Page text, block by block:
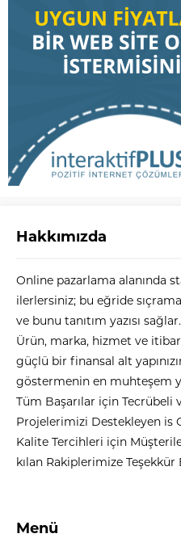
Hakkımızda
Online pazarlama alanında
ilerlersiniz; bu eğride
ve bunu tanıtım yazısı sağlar.
Ürün, marka, hizmet ve
güçlü bir finansal alt
göstermenin en muhteşem
Tüm Başarılar için Tecrübeli
Projelerimizi Destekleyen is
Kalite Tercihleri için
kılan Rakiplerimize Teşekkür
Menü